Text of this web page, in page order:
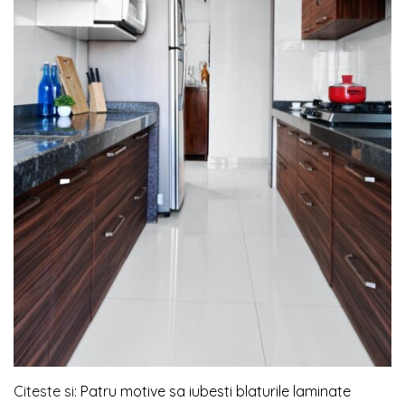
Citeste si: Patru motive sa iubesti blaturile laminate